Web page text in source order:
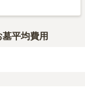
墓平均費用